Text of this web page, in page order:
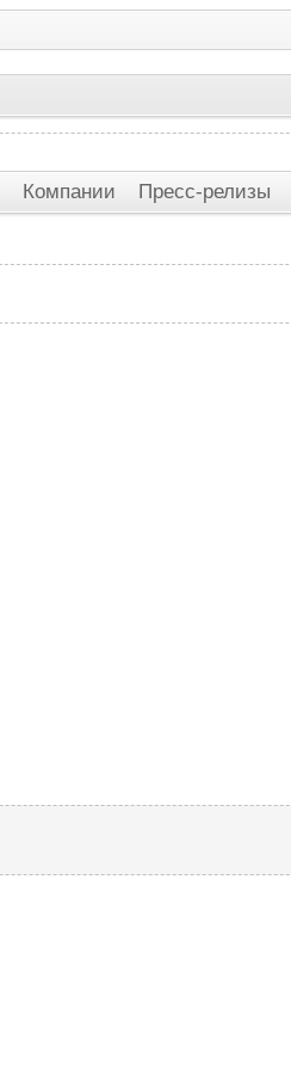
Компании Пресс-релизы